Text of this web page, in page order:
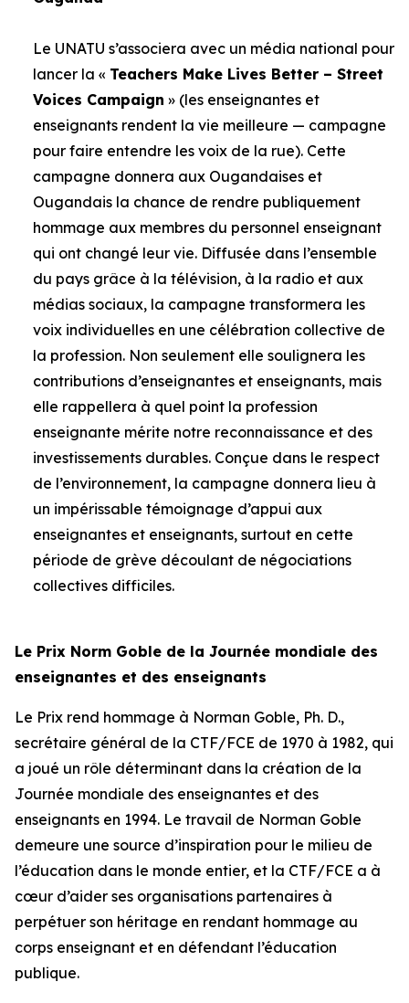
Le UNATU s’associera avec un média national pour
lancer la « Teachers Make Lives Better – Street
Voices Campaign » (les enseignantes et
enseignants rendent la vie meilleure — campagne
pour faire entendre les voix de la rue). Cette
campagne donnera aux Ougandaises et
Ougandais la chance de rendre publiquement
hommage aux membres du personnel enseignant
qui ont changé leur vie. Diffusée dans l’ensemble
du pays grâce à la télévision, à la radio et aux
médias sociaux, la campagne transformera les
voix individuelles en une célébration collective de
la profession. Non seulement elle soulignera les
contributions d’enseignantes et enseignants, mais
elle rappellera à quel point la profession
enseignante mérite notre reconnaissance et des
investissements durables. Conçue dans le respect
de l’environnement, la campagne donnera lieu à
un impérissable témoignage d’appui aux
enseignantes et enseignants, surtout en cette
période de grève découlant de négociations
collectives difficiles.
Le Prix Norm Goble de la Journée mondiale des
enseignantes et des enseignants
Le Prix rend hommage à Norman Goble, Ph. D.,
secrétaire général de la CTF/FCE de 1970 à 1982, qui
a joué un rôle déterminant dans la création de la
Journée mondiale des enseignantes et des
enseignants en 1994. Le travail de Norman Goble
demeure une source d’inspiration pour le milieu de
l’éducation dans le monde entier, et la CTF/FCE a à
cœur d’aider ses organisations partenaires à
perpétuer son héritage en rendant hommage au
corps enseignant et en défendant l’éducation
publique.